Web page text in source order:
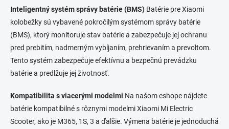
Inteligentný systém správy batérie (BMS) Batérie pre Xiaomi
kolobežky sú vybavené pokročilým systémom správy batérie
(BMS), ktorý monitoruje stav batérie a zabezpečuje jej ochranu
pred prebitím, nadmerným vybíjaním, prehrievaním a prevoltom.
Tento systém zabezpečuje efektívnu a bezpečnú prevádzku
batérie a predlžuje jej životnosť.
Kompatibilita s viacerými modelmi Na našom eshope nájdete
batérie kompatibilné s rôznymi modelmi Xiaomi Mi Electric
Scooter, ako je M365, 1S, 3 a ďalšie. Výmena batérie je jednoduchá